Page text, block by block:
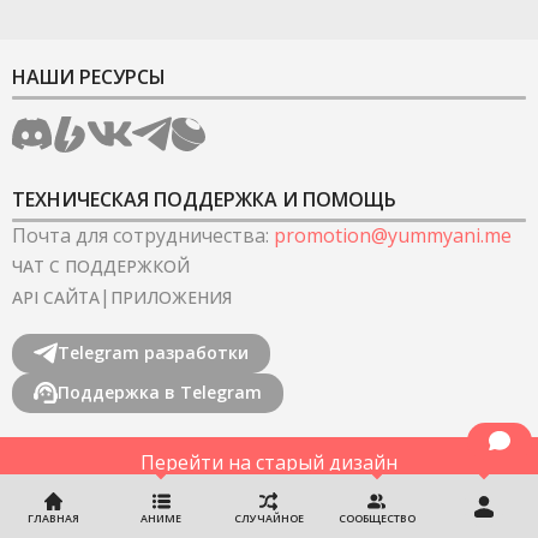
ГЛАВНАЯ АНИМЕ СЛУЧАЙНОЕ СООБЩЕСТВО
НАШИ РЕСУРСЫ
ТЕХНИЧЕСКАЯ ПОДДЕРЖКА И ПОМОЩЬ
Почта для сотрудничества: promotion@yummyani.me
ЧАТ С ПОДДЕРЖКОЙ
API САЙТА| ПРИЛОЖЕНИЯ
Telegram разработки
Поддержка в Telegram
Перейти на старый дизайн
©2022-2026YummyAnime.Все права защищены